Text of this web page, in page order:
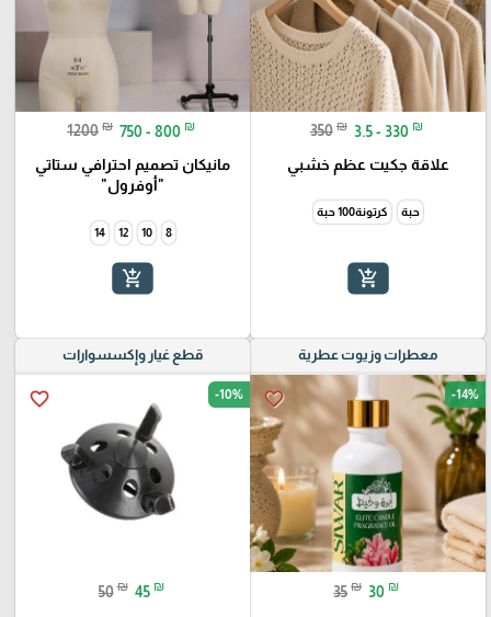
350 ₪ 3.5 - 330 ₪
علاقة جكيت عظم خشبي
حبة كرتونة100 حبة
add_shopping_cart
1200 ₪ 750 - 800 ₪
مانيكان تصميم احترافي ستاتي
"أوفرول"
8
10
12
14
add_shopping_cart
معطرات وزيوت عطرية
favorite_border -14%
35 ₪ 30 ₪
قطع غيار وإكسسوارات
favorite_border -10%
50 ₪ 45 ₪